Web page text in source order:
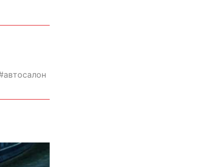
автосалон